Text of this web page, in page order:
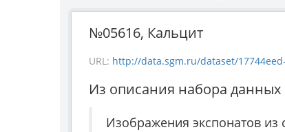
№05616, Кальцит
URL: http://data.sgm.ru/dataset/17744eed-
Из описания набора данных
Изображения экспонатов